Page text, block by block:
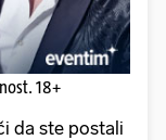
18+
da ste postali